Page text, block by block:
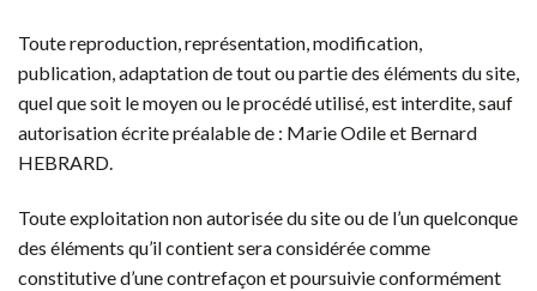
Toute reproduction, représentation, modification,
publication, adaptation de tout ou partie des éléments du site,
quel que soit le moyen ou le procédé utilisé, est interdite, sauf
autorisation écrite préalable de : Marie Odile et Bernard
HEBRARD.
Toute exploitation non autorisée du site ou de l’un quelconque
des éléments qu’il contient sera considérée comme
constitutive d’une contrefaçon et poursuivie conformément